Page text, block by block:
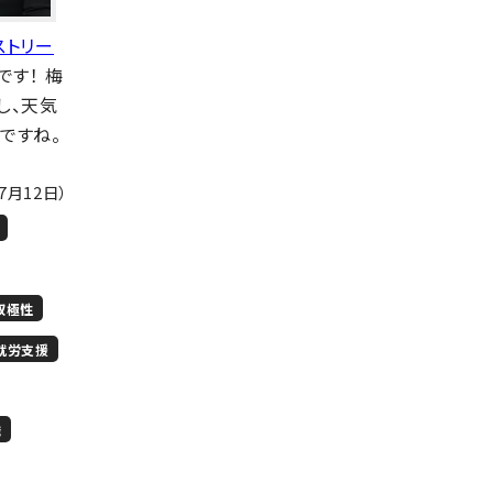
リー
す！ 梅
、天気
すね。
12日）
極性
労支援